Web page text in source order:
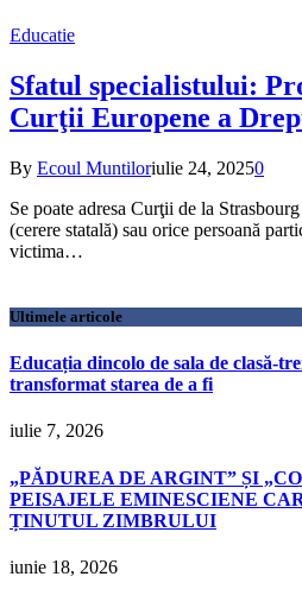
Educatie
Sfatul specialistului:
Curţii Europene a
By Ecoul Muntiloriulie 24, 20250
Se poate adresa Curţii de la
(cerere statală) sau orice persoană
victima…
Ultimele articole
Educația dincolo de sala de clasă-
transformat starea de a fi
iulie 7, 2026
„PĂDUREA DE ARGINT” ȘI
PEISAJELE EMINESCIENE
ȚINUTUL ZIMBRULUI
iunie 18, 2026